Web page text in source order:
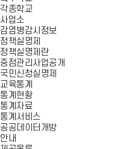
각종학교
사업소
감염병감시정보
정책실명제
정책실명제란
중점관리사업공개
국민신청실명제
교육통계
통계현황
통계자료
통계서비스
공공데이터개방
안내